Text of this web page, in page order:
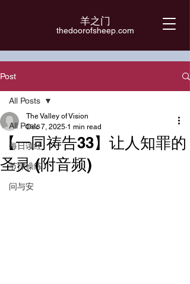
羊之门
​thedoorofsheep.com
Post
All Posts
每日读经
节律操练
问与安
All Posts
【一同祷告33】让人知罪的
圣灵 (附音频)
The Valley of Vision
Dec 7, 2025 1 min read